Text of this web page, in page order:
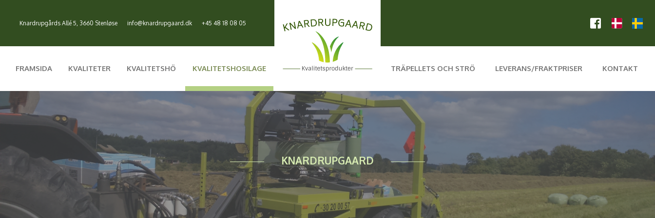
Knardrupgårds Allé 5, 3660 Stenløse info@knardrupgaard.dk +45 48 18 08 05
FRAMSIDA KVALITETER KVALITETSHÖ KVALITETSHOSILAGE TRÄPELLETS OCH STRÖ LEVERANS/FRAKTPRISER KONTAKT
KNARDRUPGAARD